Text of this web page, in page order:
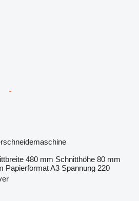
480 mm Schnitthöhe 80 mm
PapierformatA3 Spannung 220